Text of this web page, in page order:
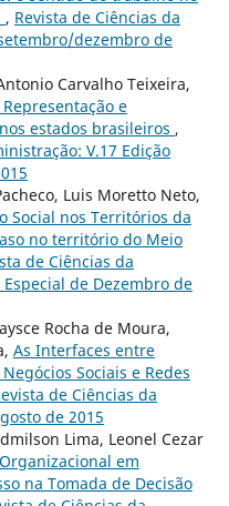
, Revista de Ciências da
dezembro de
Carvalho Teixeira,
e
estados brasileiros ,
V.17 Edição
Luis Moretto Neto,
Social nos Territórios da
no território do Meio
de Ciências da
de Dezembro de
Rocha de Moura,
As Interfaces entre
Sociais e Redes
de Ciências da
de 2015
Lima, Leonel Cezar
em
na Tomada de Decisão